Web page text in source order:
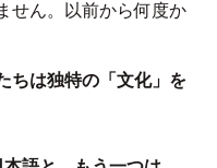
せん。以前から何度か
ちは独特の「文化」を